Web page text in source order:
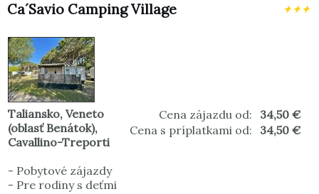
Ca´Savio Camping Village
Cena zájazdu od:
34,50 €
Cena s príplatkami od:
34,50 €
Taliansko, Veneto
(oblasť Benátok),
Cavallino-Treporti
- Pobytové zájazdy
- Pre rodiny s deťmi